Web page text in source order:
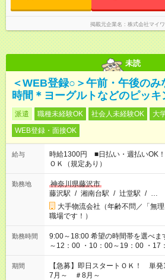
掲載元企業名 株式会社マイ
未読
＜WEB登録○＞午前・午後のみ
時間＊ヨーグルトなどのピッキ
派遣 職種未経験OK 社会人未経験OK 大
WEB登録・面接OK
給与
時給1300円 ■日払い・週払いOK
ＯＫ（規定あり）
勤務地
神奈川県藤沢市
藤沢駅 / 湘南台駅 / 辻堂駅 / …
大手物流会社（年齢不問／「無
職場です！）
勤務時間
9:00～18:00 希望の時間帯を選べます！ ＜シフト例＞ ・8：30
～12：00 ・10：00～19：00 ・17
22：00 ・22：00～翌6：00 など
期間
【急募】即日スタートＯＫ！ 単
7月～ ＃8月～